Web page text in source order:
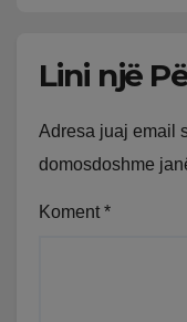
Lini një
Adresa juaj email
domosdoshme
Koment *